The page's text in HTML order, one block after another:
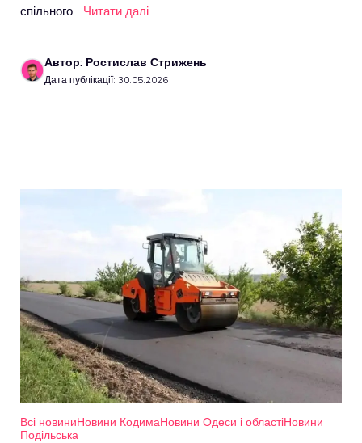
спільного… Читати далі
Автор: Ростислав Стрижень
Дата публікації: 30.05.2026
Всі новиниНовини КодимаНовини Одеси і областіНовини
Подільська